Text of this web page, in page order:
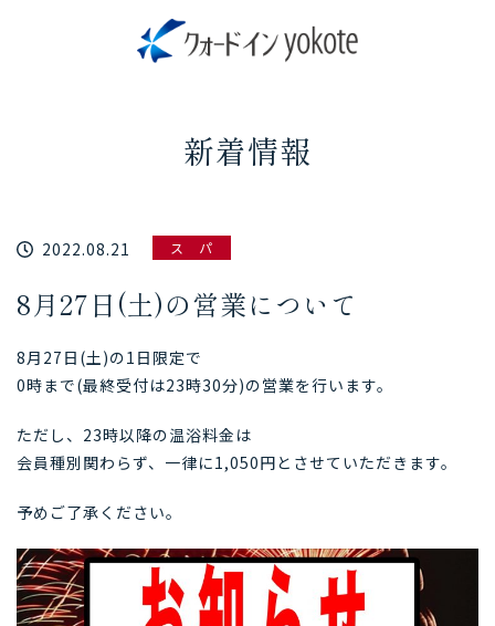
新着情報
2022.08.21 ス パ
8月27日(土)の営業について
8月27日(土)の1日限定で
0時まで(最終受付は23時30分)の営業を行います。
ただし、23時以降の温浴料金は
会員種別関わらず、一律に1,050円とさせていただきます。
予めご了承ください。